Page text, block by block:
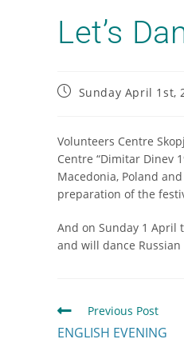
Let’s
Sunday April 1st,
Volunteers Centre
Centre “Dimitar Dinev
Macedonia, Poland
preparation of the
And on Sunday 1 April
and will dance
Previous Post
ENGLISH EVENING